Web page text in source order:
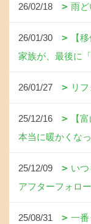
26/02/18 雨ど
26/01/30
【
家族が、最後に
26/01/27 リ
25/12/16
【
本当に暖かくな
25/12/09
い
アフターフォロ
25/08/31 一番